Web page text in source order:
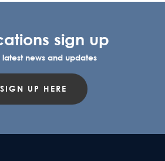
sign up
news and updates
SIGN UP HERE